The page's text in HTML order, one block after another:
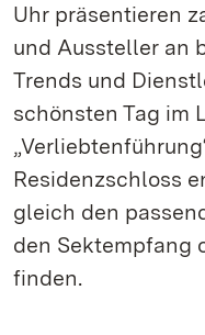
Uhr präsentieren
und Aussteller an
Trends und
schönsten Tag im
Residenzschloss
gleich den
den Sektempfang
finden.